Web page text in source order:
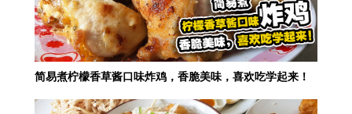
简易煮柠檬香草酱口味炸鸡，香脆美味，喜欢吃学起来！